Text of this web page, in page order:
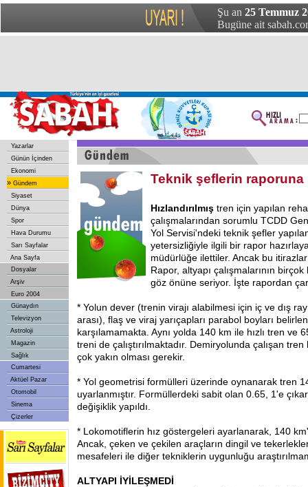
Şu an 25 Temmuz
Bugüne ait
Yazarlar
Günün İçinden
Ekonomi
» Gündem
Siyaset
Dünya
Spor
Hava Durumu
Sarı Sayfalar
Ana Sayfa
Dosyalar
Arşiv
Euro 2004
Günaydın
Televizyon
Astroloji
Magazin
Sağlık
Cumartesi
Aktüel Pazar
Otomobil
Sinema
Çizerler
Teknik şeflerin raporuna
Hızlandırılmış tren için yapılan
çalışmalarından sorumlu TCDD
Yol Servisi'ndeki teknik şefler
yetersizliğiyle ilgili bir rapor
müdürlüğe ilettiler. Ancak bu
Rapor, altyapı çalışmalarının
göz önüne seriyor. İşte rapordan
* Yolun dever (trenin virajı alabilmesi için iç ve dış
arası), flaş ve viraj yarıçapları parabol boyları
karşılamamakta. Aynı yolda 140 km ile hızlı tren ve
treni de çalıştırılmaktadır. Demiryolunda çalışan tren
çok yakın olması gerekir.
* Yol geometrisi formülleri üzerinde oynanarak tren
uyarlanmıştır. Formüllerdeki sabit olan 0.65, 1'e
değişiklik yapıldı.
* Lokomotiflerin hız göstergeleri ayarlanarak, 140
Ancak, çeken ve çekilen araçların dingil ve
mesafeleri ile diğer tekniklerin uygunluğu
ALTYAPI İYİLEŞMEDİ